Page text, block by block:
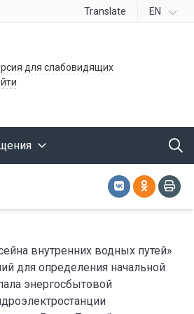
Translate EN
для слабовидящих
внутренних водных путей»
для определения начальной
энергосбытовой